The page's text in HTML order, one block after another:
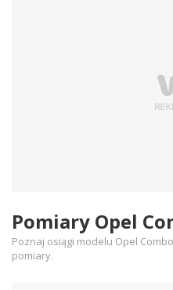
Pomiary Opel
Poznaj osiągi modelu Opel
pomiary.